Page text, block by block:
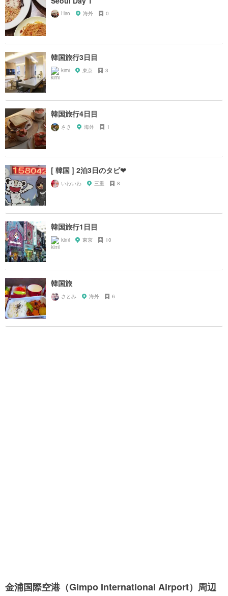
Hiro 海外 0
韓国旅行3日目
kimi 東京 3
韓国旅行4日目
さき 海外 1
[ 韓国 ] 2泊3日のタビ❤︎
いわいわ 三重 8
韓国旅行1日目
kimi 東京 10
韓国旅
さとみ 海外 6
金浦国際空港（Gimpo International Airport）周辺